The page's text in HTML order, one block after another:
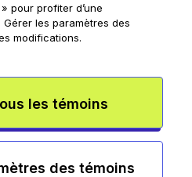
© 2026
Toronto (Ontario)
Conditions de la carte à puce
pour profiter d’une
Gérer les paramètres des
modifications.
des témoins
les témoins